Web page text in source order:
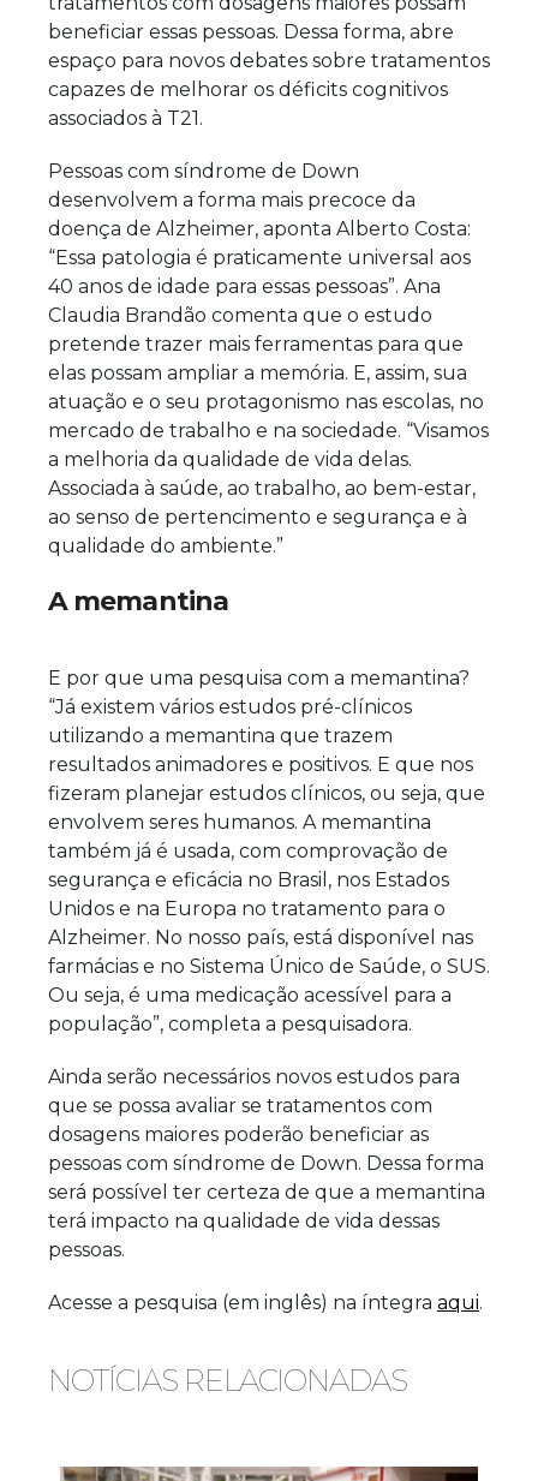
beneficiar essas pessoas. Dessa forma, abre
espaço para novos debates sobre tratamentos
capazes de melhorar os déficits cognitivos
associados à T21.
Pessoas com síndrome de Down
desenvolvem a forma mais precoce da
doença de Alzheimer, aponta Alberto Costa:
“Essa patologia é praticamente universal aos
40 anos de idade para essas pessoas”. Ana
Claudia Brandão comenta que o estudo
pretende trazer mais ferramentas para que
elas possam ampliar a memória. E, assim, sua
atuação e o seu protagonismo nas escolas, no
mercado de trabalho e na sociedade. “Visamos
a melhoria da qualidade de vida delas.
Associada à saúde, ao trabalho, ao bem-estar,
ao senso de pertencimento e segurança e à
qualidade do ambiente.”
A memantina
E por que uma pesquisa com a memantina?
“Já existem vários estudos pré-clínicos
utilizando a memantina que trazem
resultados animadores e positivos. E que nos
fizeram planejar estudos clínicos, ou seja, que
envolvem seres humanos. A memantina
também já é usada, com comprovação de
segurança e eficácia no Brasil, nos Estados
Unidos e na Europa no tratamento para o
Alzheimer. No nosso país, está disponível nas
farmácias e no Sistema Único de Saúde, o SUS.
Ou seja, é uma medicação acessível para a
população”, completa a pesquisadora.
Ainda serão necessários novos estudos para
que se possa avaliar se tratamentos com
dosagens maiores poderão beneficiar as
pessoas com síndrome de Down. Dessa forma
será possível ter certeza de que a memantina
terá impacto na qualidade de vida dessas
pessoas.
Acesse a pesquisa (em inglês) na íntegra aqui.
NOTÍCIAS RELACIONADAS